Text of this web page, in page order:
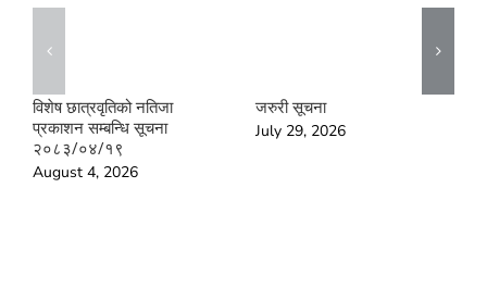
विशेष छात्रवृतिको नतिजा
प्रकाशन सम्बन्धि सूचना
२०८३/०४/१९
August 4, 2026
जरुरी सूचना
July 29, 2026